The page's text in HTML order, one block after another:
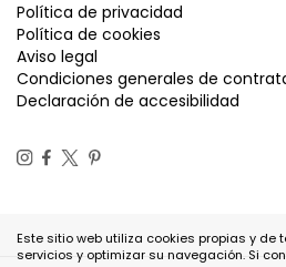
Política de privacidad
Política de cookies
Aviso legal
Condiciones generales de
Declaración de accesibilidad
Este sitio web utiliza cookies propias y de
servicios y optimizar su navegación. Si